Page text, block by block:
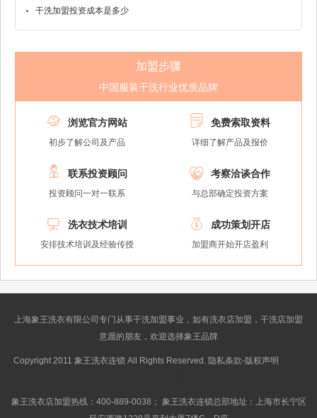
干洗加盟投资成本是多少
加盟步骤
中国服装干洗行业优质品牌
 浏览官方网站
初步了解公司及产品
 免费索取资料
详细了解产品及报价
 联系投资顾问
投资顾问一对一联系
 考察洽谈合作
与总部确定投资方案
 洗衣技术培训
安排技术培训及经验传授
 成功策划开店
加盟商开始开店盈利
上海象王洗衣有限公司专门从事干洗加盟事业，如有洗衣店加盟，干洗店加盟
意愿的朋友，欢迎选择象王品牌
Copyright 2011 象王洗衣连锁 All Rights Reserved. 隐私条款-版权声明
象王洗衣店加盟热线：400-889-0038； 象王洗衣连锁总部地址：上海市长宁区